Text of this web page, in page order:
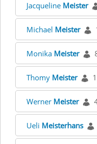
Jacqueline Meister
Michael Meister
Monika Meister
Thomy Meister 1
Werner Meister
Ueli Meisterhans